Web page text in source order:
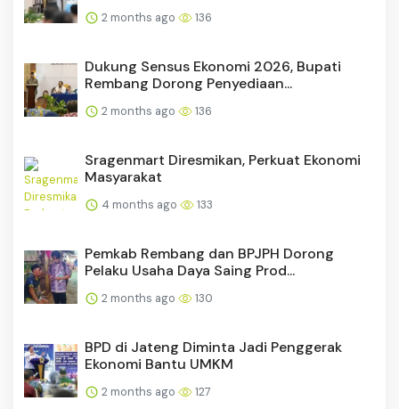
2 months ago 136
Dukung Sensus Ekonomi 2026, Bupati
Rembang Dorong Penyediaan...
2 months ago 136
Sragenmart Diresmikan, Perkuat Ekonomi
Masyarakat
4 months ago 133
Pemkab Rembang dan BPJPH Dorong
Pelaku Usaha Daya Saing Prod...
2 months ago 130
BPD di Jateng Diminta Jadi Penggerak
Ekonomi Bantu UMKM
2 months ago 127